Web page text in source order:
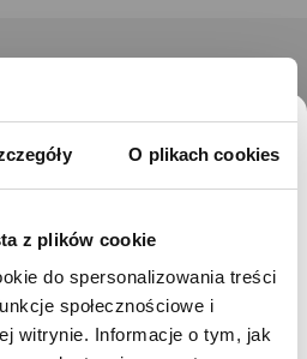
O plikach cookies
z plików cookie
do spersonalizowania treści
społecznościowe i
witrynie. Informacje o tym, jak
Zibi
UŻYTKOWNIKU,